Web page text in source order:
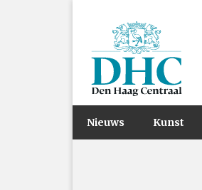
Nieuws Kunst